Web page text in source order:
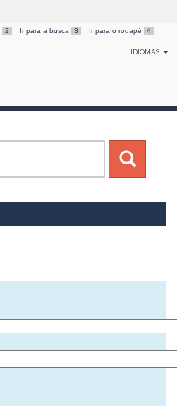
2 Ir para a busca 3 Ir para o rodapé 4
IDIOMAS